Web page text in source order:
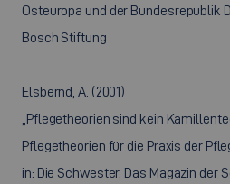
Osteuropa und der Bundesrepublik
Bosch Stiftung
Elsbernd, A. (2001)
„Pflegetheorien sind kein
Pflegetheorien für die Praxis der
in: Die Schwester. Das Magazin